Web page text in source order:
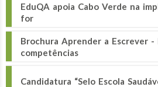
EduQA apoia Cabo Verde na
for
Brochura Aprender a Escrever -
competências
Candidatura “Selo Escola